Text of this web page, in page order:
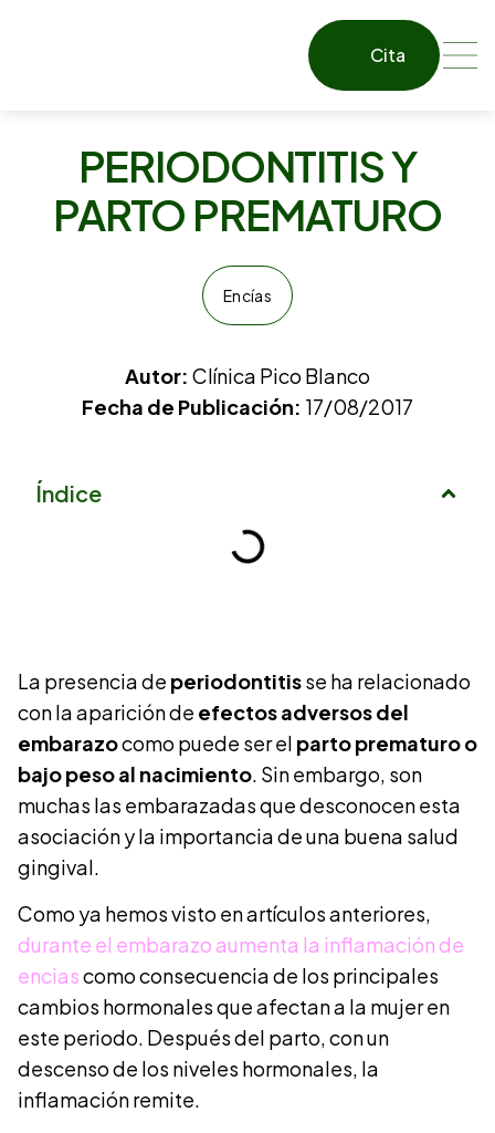
Cita
PERIODONTITIS Y
PARTO PREMATURO
Encías
Autor: Clínica Pico Blanco
Fecha de Publicación: 17/08/2017
Índice
La presencia de periodontitisse ha relacionado
con la aparición de efectos adversos del
embarazocomo puede ser el parto prematuro o
bajo peso al nacimiento. Sin embargo, son
muchas las embarazadas que desconocen esta
asociación y la importancia de una buena salud
gingival.
Como ya hemos visto en artículos anteriores,
durante el embarazo aumenta la inflamación de
enciascomo consecuencia de los principales
cambios hormonales que afectan a la mujer en
este periodo. Después del parto, con un
descenso de los niveles hormonales, la
inflamación remite.